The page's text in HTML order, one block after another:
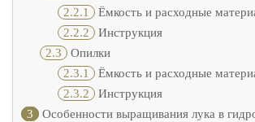
2.2.1
Ёмкость и расходные
2.2.2
Инструкция
2.3 Опилки
2.3.1
Ёмкость и расходные
2.3.2
Инструкция
3
Особенности выращивания лука в